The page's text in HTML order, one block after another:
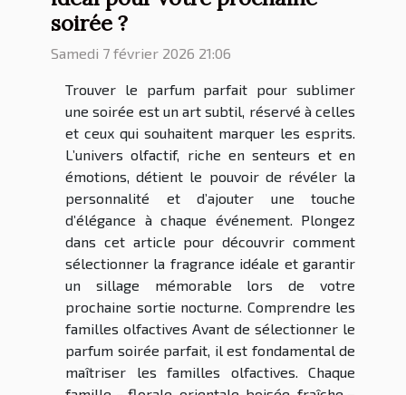
soirée ?
Samedi 7 février 2026 21:06
Trouver le parfum parfait pour sublimer
une soirée est un art subtil, réservé à celles
et ceux qui souhaitent marquer les esprits.
L’univers olfactif, riche en senteurs et en
émotions, détient le pouvoir de révéler la
personnalité et d’ajouter une touche
d’élégance à chaque événement. Plongez
dans cet article pour découvrir comment
sélectionner la fragrance idéale et garantir
un sillage mémorable lors de votre
prochaine sortie nocturne. Comprendre les
familles olfactives Avant de sélectionner le
parfum soirée parfait, il est fondamental de
maîtriser les familles olfactives. Chaque